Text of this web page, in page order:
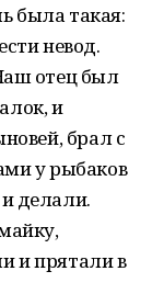
была такая:
невод.
отец был
и
брал с
у рыбаков
делали.
и прятали в